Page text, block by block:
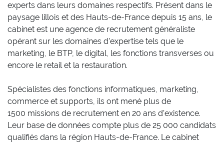
experts dans leurs domaines respectifs. Présent dans le
paysage lillois et des Hauts-de-France depuis 15 ans, le
cabinet est une agence de recrutement généraliste
opérant sur les domaines d’expertise tels que le
marketing, le BTP, le digital, les fonctions transverses ou
encore le retail et la restauration.
Spécialistes des fonctions informatiques, marketing,
commerce et supports, ils ont mené plus de
1500 missions de recrutement en 20 ans d’existence.
Leur base de données compte plus de 25 000 candidats
qualifiés dans la région Hauts-de-France. Le cabinet